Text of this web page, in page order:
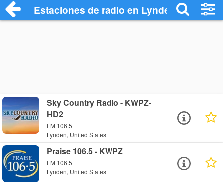
Estaciones de radio en Lynden -
Sky Country Radio - KWPZ-
HD2
FM 106.5
Lynden, United States
Praise 106.5 - KWPZ
FM 106.5
Lynden, United States